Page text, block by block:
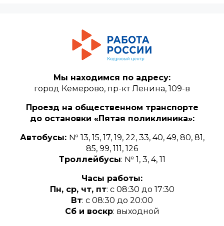
Мы находимся по адресу:
город Кемерово, пр-кт Ленина, 109-в
Проезд на общественном транспорте
до остановки «Пятая поликлиника»:
Автобусы: № 13, 15, 17, 19, 22, 33, 40, 49, 80, 81,
85, 99, 111, 126
Троллейбусы: № 1, 3, 4, 11
Часы работы:
Пн, ср, чт, пт: с 08:30 до 17:30
Вт: с 08:30 до 20:00
Сб и воскр: выходной